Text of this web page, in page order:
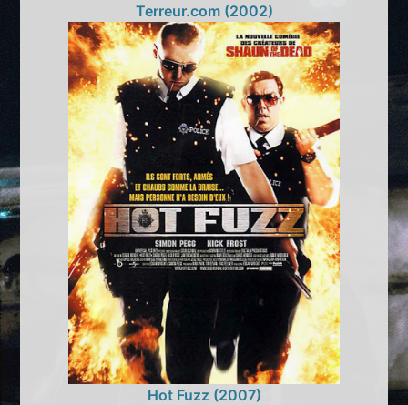
Terreur.com (2002)
Hot Fuzz (2007)